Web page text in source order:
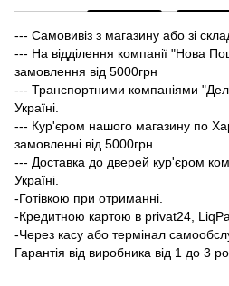
--- Самовивіз з магазину або зі
--- На відділення компанії "Нова
замовлення від 5000грн
--- Транспортними компаніями
Україні.
--- Кур'єром нашого магазину по
замовленні від 5000грн.
--- Доставка до дверей кур'єром
Україні.
-Готівкою при отриманні.
-Кредитною картою в privat24,
-Через касу або термінал
Гарантія від виробника від 1 до 3